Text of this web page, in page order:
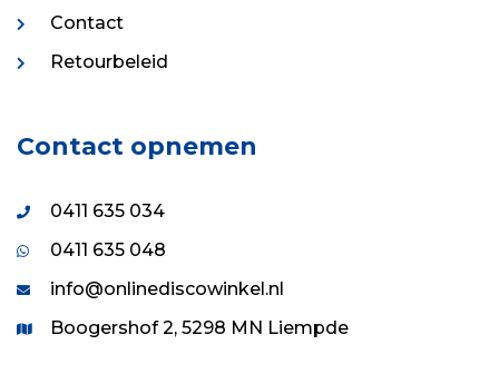
Contact
Retourbeleid
Contact opnemen
0411 635 034
0411 635 048
info@onlinediscowinkel.nl
Boogershof 2, 5298 MN Liempde